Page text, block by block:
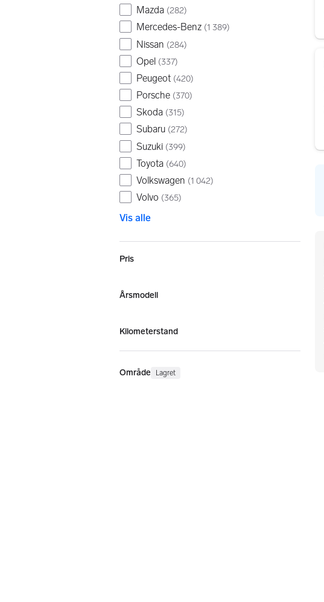
Mazda (282)
Mercedes-Benz (1 389)
Nissan (284)
Opel (337)
Peugeot (420)
Porsche (370)
Skoda (315)
Subaru (272)
Suzuki (399)
Toyota (640)
Volkswagen (1 042)
Volvo (365)
Vis alle
Pris
Årsmodell
Kilometerstand
Område Lagret